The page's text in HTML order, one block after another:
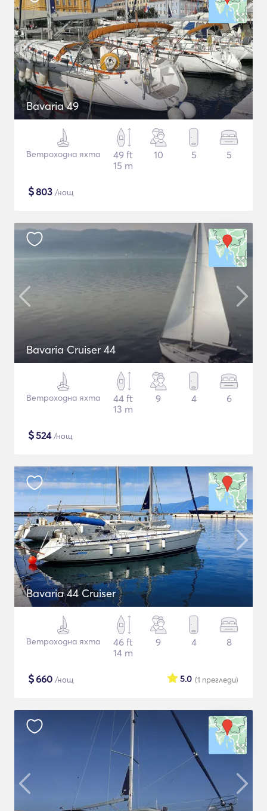
Bavaria 49
Ветроходна яхта
49 ft
15 m
10 5 5
$803 /нощ
Bavaria Cruiser 44
Ветроходна яхта
44 ft
13 m
9 4 6
$524/нощ
Bavaria 44 Cruiser
Ветроходна яхта
46 ft
14 m
9 4 8
$660 /нощ (1 прегледи)
5.0